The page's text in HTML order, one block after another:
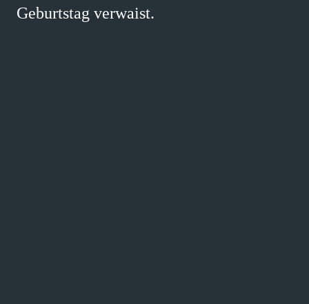
Geburtstag verwaist.